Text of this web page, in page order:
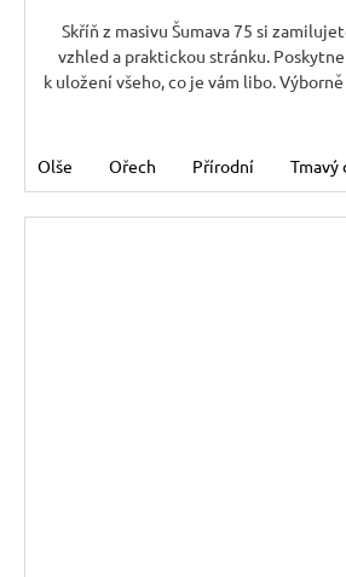
Skříň z masivu Šumava 75 si
vzhled a praktickou stránku.
k uložení všeho, co je vám libo.
Olše Ořech Přírodní Tmavý